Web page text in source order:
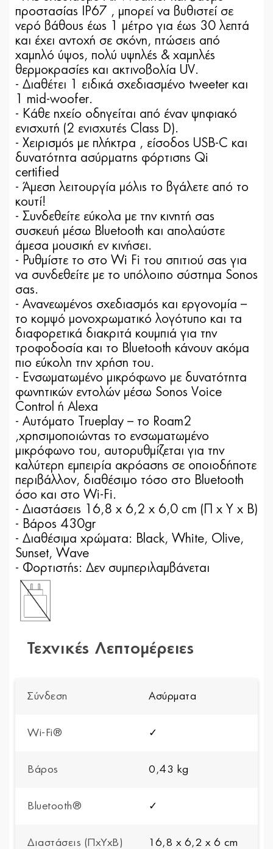
προστασίας IP67 , μπορεί να βυθιστεί σε
νερό βάθους έως 1 μέτρο για έως 30 λεπτά
και έχει αντοχή σε σκόνη, πτώσεις από
χαμηλό ύψος, πολύ υψηλές & χαμηλές
θερμοκρασίες και ακτινοβολία UV.
- Διαθέτει 1 ειδικά σχεδιασμένο tweeter και
1 mid-woofer.
- Κάθε ηχείο οδηγείται από έναν ψηφιακό
ενισχυτή (2 ενισχυτές Class D).
- Χειρισμός με πλήκτρα , είσοδος USB-C και
δυνατότητα ασύρματης φόρτισης Qi
certified
- Άμεση λειτουργία μόλις το βγάλετε από το
κουτί!
- Συνδεθείτε εύκολα με την κινητή σας
συσκευή μέσω Bluetooth και απολαύστε
άμεσα μουσική εν κινήσει.
- Ρυθμίστε το στο Wi Fi του σπιτιού σας για
να συνδεθείτε με το υπόλοιπο σύστημα Sonos
σας.
- Ανανεωμένος σχεδιασμός και εργονομία –
το κομψό μονοχρωματικό λογότυπο και τα
διαφορετικά διακριτά κουμπιά για την
τροφοδοσία και το Bluetooth κάνουν ακόμα
πιο εύκολη την χρήση του.
- Ενσωματωμένο μικρόφωνο με δυνατότητα
φωνητικών εντολών μέσω Sonos Voice
Control ή Αlexa
- Αυτόματο Trueplay – το Roam2
,χρησιμοποιώντας τo ενσωματωμένο
μικρόφωνο του, αυτορυθμίζεται για την
καλύτερη εμπειρία ακρόασης σε οποιοδήποτε
περιβάλλον, διαθέσιμο τόσο στο Bluetooth
όσο και στο Wi-Fi.
- Διαστάσεις 16,8 x 6,2 x 6,0 cm (Π x Υ x B)
- Βάρος 430gr
- Διαθέσιμα χρώματα: Black, White, Olive,
Sunset, Wave
- Φορτιστής: Δεν συμπεριλαμβάνεται
Τεχνικές Λεπτομέρειες
Σύνδεση Ασύρματα
Wi-Fi® ✓
Βάρος 0,43 kg
Bluetooth® ✓
Διαστάσεις (ΠxYxΒ) 16,8 x 6,2 x 6 cm